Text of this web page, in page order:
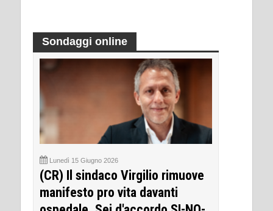
Sondaggi online
Lunedì 15 Giugno 2026
(CR) Il sindaco Virgilio rimuove
manifesto pro vita davanti